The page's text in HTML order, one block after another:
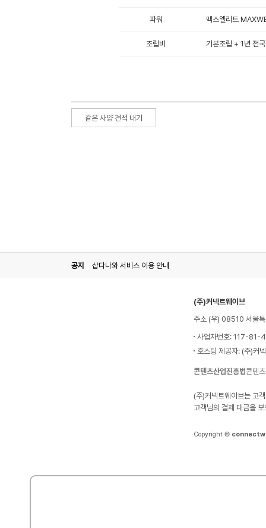
파워 맥스엘리트
조립비 기본조립 + 1년 전
같은 사양 견적 내기
공지 샵다나와 서비스 이용 안내
(주)커넥트웨이브
주소 (우) 08510 서울
사업자번호: 117-81-
호스팅 제공자: (주)커
콘텐츠산업진흥법콘텐
(주)커넥트웨이브는 고
고객님의 결제 대금을
Copyright ©